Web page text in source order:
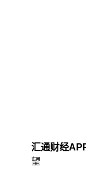
汇通财经
望